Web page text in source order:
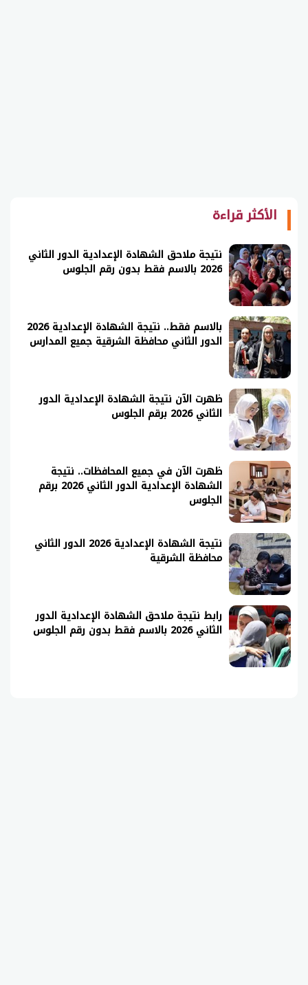
الأكثر قراءة
نتيجة ملاحق الشهادة الإعدادية الدور الثاني
2026 بالاسم فقط بدون رقم الجلوس
بالاسم فقط.. نتيجة الشهادة الإعدادية 2026
الدور الثاني محافظة الشرقية جميع المدارس
ظهرت الآن نتيجة الشهادة الإعدادية الدور
الثاني 2026 برقم الجلوس
ظهرت الآن في جميع المحافظات.. نتيجة
الشهادة الإعدادية الدور الثاني 2026 برقم
الجلوس
نتيجة الشهادة الإعدادية 2026 الدور الثاني
محافظة الشرقية
رابط نتيجة ملاحق الشهادة الإعدادية الدور
الثاني 2026 بالاسم فقط بدون رقم الجلوس